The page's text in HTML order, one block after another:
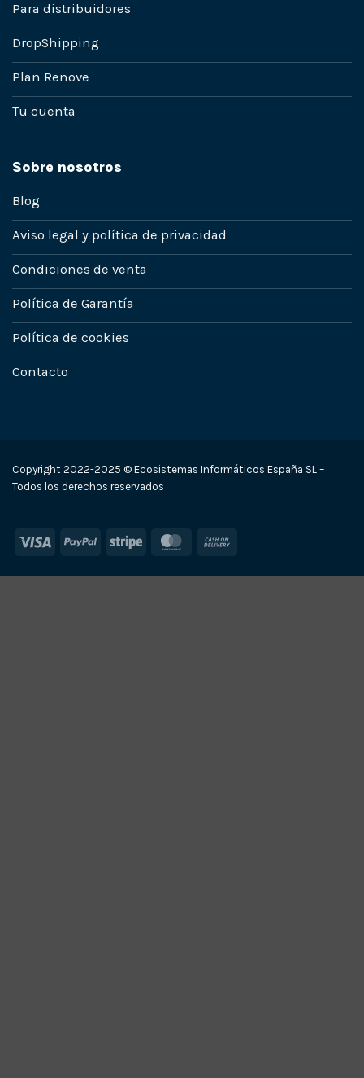
Para distribuidores
DropShipping
Plan Renove
Tu cuenta
Sobre nosotros
Blog
Aviso legal y política de privacidad
Condiciones de venta
Política de Garantía
Política de cookies
Contacto
Copyright 2022-2025 © Ecosistemas Informáticos España SL –
Todos los derechos reservados
Visa PayPal Stripe MasterCard